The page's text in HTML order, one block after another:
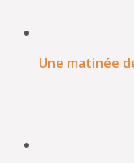
Une matinée